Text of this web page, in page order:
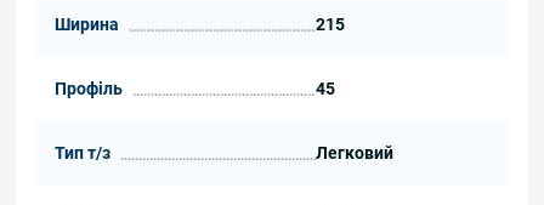
Ширина 215
Профіль 45
Тип т/з Легковий